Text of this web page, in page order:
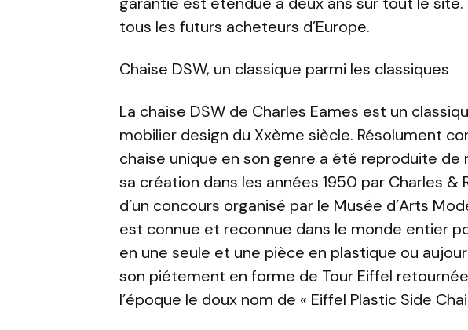
tous les futurs acheteurs d’Europe.
Chaise DSW, un classique parmi les classiques
La chaise DSW de Charles Eames est un
mobilier design du Xxème siècle. Résolument
chaise unique en son genre a été reproduite de
sa création dans les années 1950 par Charles &
d’un concours organisé par le Musée d’Arts
est connue et reconnue dans le monde entier
en une seule et une pièce en plastique ou
son piétement en forme de Tour Eiffel
l’époque le doux nom de « Eiffel Plastic Side